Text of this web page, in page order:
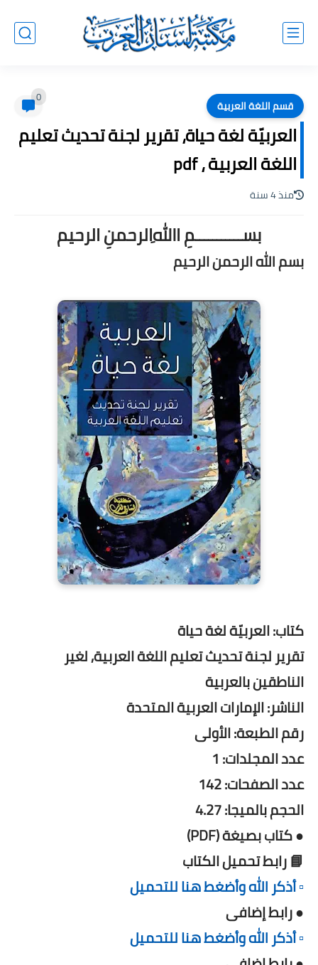
قسم اللغة العربية 0
العربيّة لغة حياة، تقرير لجنة تحديث تعليم
اللغة العربية ، pdf
منذ 4 سنة
بســـــــــــمِ اﷲِالرحمنِ الرحيم
بسم الله الرحمن الرحيم
كتاب: العربيّة لغة حياة
تقرير لجنة تحديث تعليم اللغة العربية, لغير
الناطقين بالعربية
الناشر: الإمارات العربية المتحدة
رقم الطبعة: الأولى
عدد المجلدات: 1
عدد الصفحات: 142
الحجم بالميجا: 4.27
● كتاب بصيغة (PDF)
📘 رابط تحميل الكتاب
▫️ أذكر الله وأضغط هنا للتحميل
● رابط إضافى
▫️ أذكر الله وأضغط هنا للتحميل